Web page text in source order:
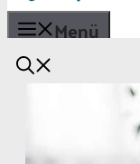
Menü